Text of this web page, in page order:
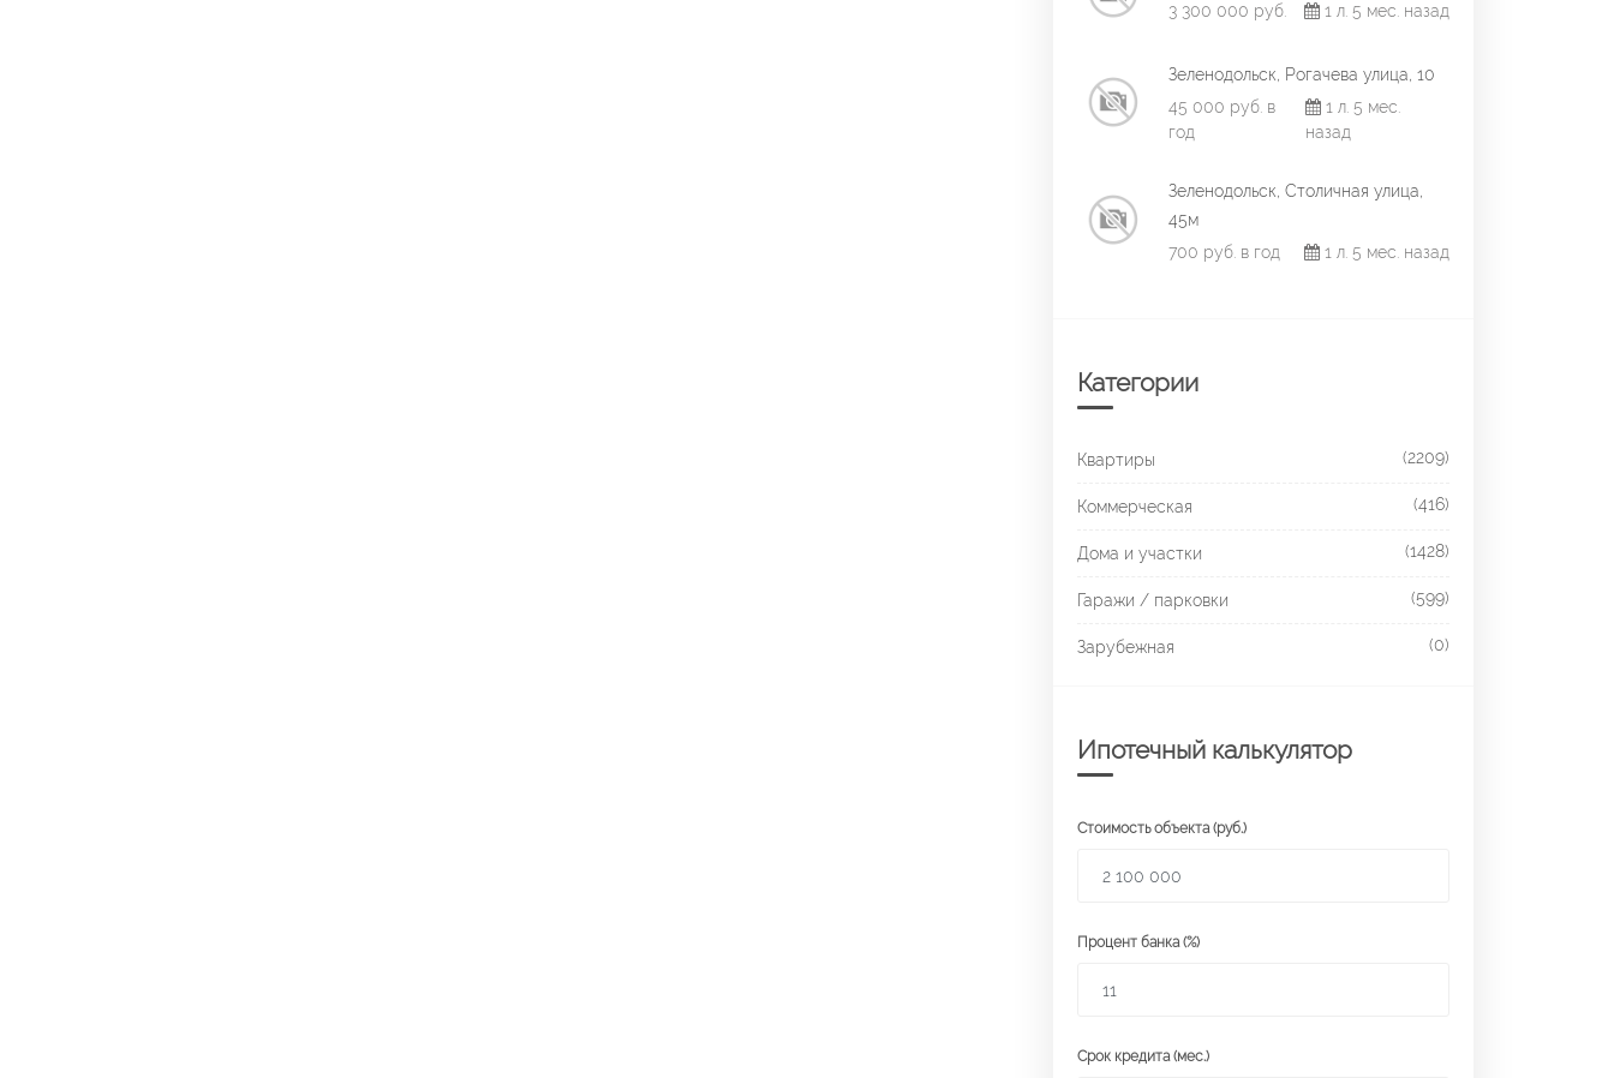
3 300 000 руб.
1 л. 5 мес. назад
Зеленодольск, Рогачева улица, 10
45 000 руб. в
год
1 л. 5 мес.
назад
Зеленодольск, Столичная улица,
45м
700 руб. в год
1 л. 5 мес. назад
Категории
Квартиры (2209)
Коммерческая (416)
Дома и участки (1428)
Гаражи / парковки (599)
Зарубежная (0)
Ипотечный калькулятор
Стоимость объекта (руб.)
Процент банка (%)
Срок кредита (мес.)